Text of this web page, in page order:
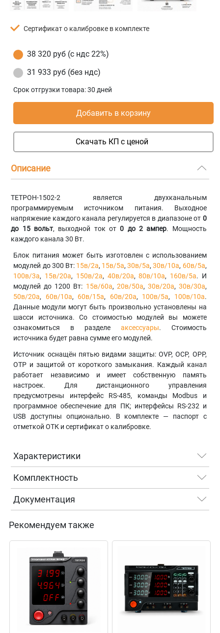
Сертификат о калибровке в комплекте
38 320 руб (с ндс 22%)
31 933 руб (без ндс)
Срок отгрузки товара:30 дней
Добавить в корзину
Скачать КП с ценой
Описание
ТЕТРОН-1502-2 является двухканальным
программируемым источником питания. Выходное
напряжение каждого канала регулируется в диапазоне от 0
до 15 вольт, выходной ток от0 до 2 ампер. Мощность
каждого канала 30 Вт.
Блок питания может быть изготовлен с использованием
модулей до 300 Вт: 15в/2а, 15в/5а,30в/5а,30в/10а, 60в/5а,
100в/3а, 15в/20а, 150в/2а, 40в/20а,80в/10а, 160в/5а. И
модулей до 1200 Вт: 15в/60а, 20в/50а, 30в/20а, 30в/30а,
50в/20а, 60в/10а, 60в/15а, 60в/20а, 100в/5а, 100в/10а.
Данные модули могут быть произвольно установлены на
шасси источника. Со стоимостью модулей вы можете
ознакомиться в разделе аксессуары. Стоимость
источника будет равна сумме его модулей.
Источник оснащён пятью видами защиты: OVP, OCP, OPP,
OTP и защитой от короткого замыкания. Каждый канал
работает независимо и имеет собственную память
настроек. Для дистанционного управления
предусмотрены интерфейс RS-485, команды Modbus и
программное обеспечение для ПК; интерфейсы RS-232 и
USB доступны опционально. В комплекте — паспорт с
отметкой ОТК и сертификат о калибровке.
Характеристики
Комплектность
Документация
Рекомендуем также